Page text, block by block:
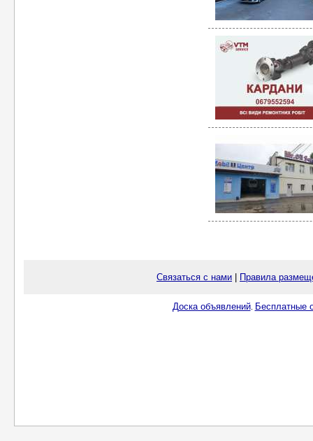
Связаться с нами Правила
Доска объявлений. Бесплатные